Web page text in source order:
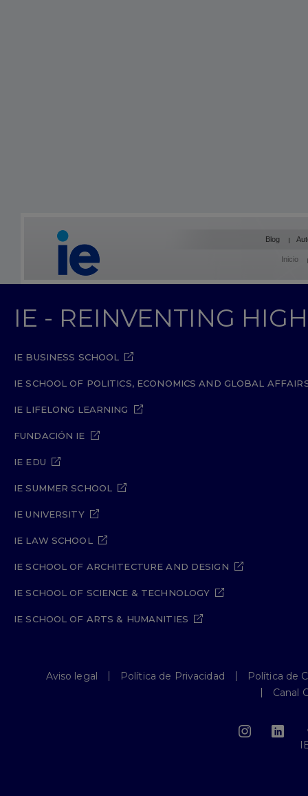
Blog
Inicio
IE - REINVENTING
IE BUSINESS SCHOOL
IE SCHOOL OF POLITICS, ECONOMICS AND GLOBAL
IE LIFELONG LEARNING
FUNDACIÓN IE
IE EDU
IE SUMMER SCHOOL
IE UNIVERSITY
IE LAW SCHOOL
IE SCHOOL OF ARCHITECTURE AND DESIGN
IE SCHOOL OF SCIENCE & TECHNOLOGY
IE SCHOOL OF ARTS & HUMANITIES
Aviso legal Política de Privacidad
Política de
Canal